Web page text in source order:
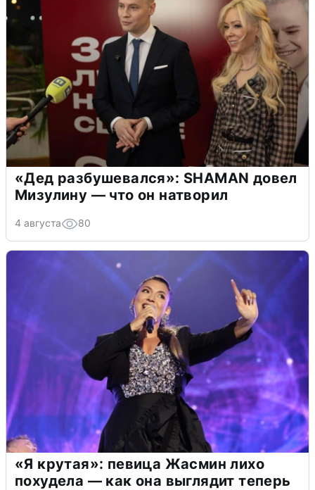
«Дед разбушевался»: SHAMAN довел
Мизулину — что он натворил
4 августа 80
«Я крутая»: певица Жасмин лихо
похудела — как она выглядит теперь